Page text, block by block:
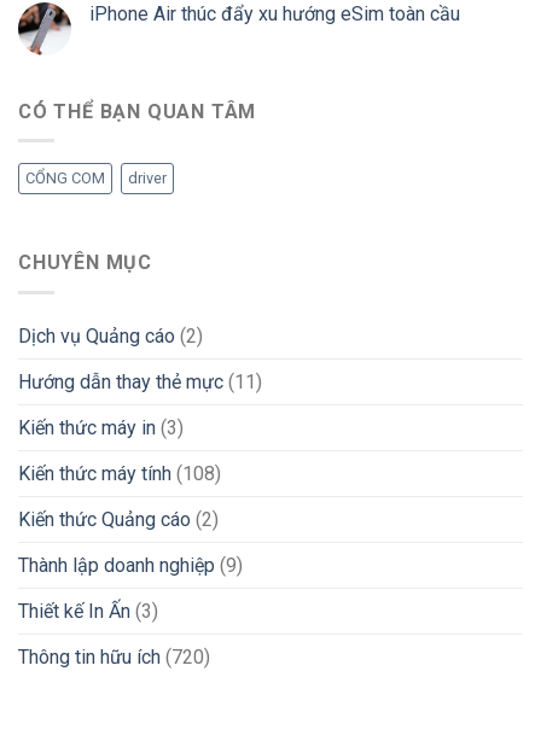
iPhone Air thúc đẩy xu hướng eSim toàn cầu
CÓ THỂ BẠN QUAN TÂM
CỔNG COM driver
CHUYÊN MỤC
Dịch vụ Quảng cáo (2)
Hướng dẫn thay thẻ mực (11)
Kiến thức máy in (3)
Kiến thức máy tính (108)
Kiến thức Quảng cáo (2)
Thành lập doanh nghiệp (9)
Thiết kế In Ấn (3)
Thông tin hữu ích (720)